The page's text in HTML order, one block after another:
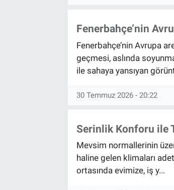
Fenerbahçe’nin
Fenerbahçe’nin Avrupa
geçmesi, aslında
ile sahaya yansıyan
30 Temmuz 2026 - 20:22
Serinlik Konforu ile
Mevsim normallerinin
haline gelen klimaları
ortasında evimize, iş y...
İletişim/Künye
Gözden Kaçmasın
İletişim (Künye)